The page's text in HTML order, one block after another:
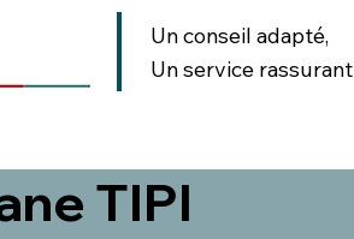
Un conseil adapté,
Un service rassurant
TIPI